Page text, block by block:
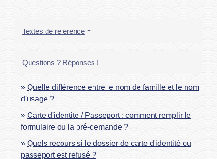
Textes de référence
Questions ? Réponses !
Quelle différence entre le nom de famille et le nom
d'usage ?
Carte d'identité / Passeport : comment remplir le
formulaire ou la pré-demande ?
Quels recours si le dossier de carte d'identité ou
passeport est refusé ?